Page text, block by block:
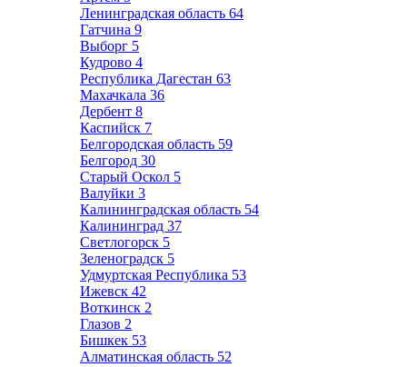
Ленинградская область 64
Гатчина 9
Выборг 5
Кудрово 4
Республика Дагестан 63
Махачкала 36
Дербент 8
Каспийск 7
Белгородская область 59
Белгород 30
Старый Оскол 5
Валуйки 3
Калининградская область 54
Калининград 37
Светлогорск 5
Зеленоградск 5
Удмуртская Республика 53
Ижевск 42
Воткинск 2
Глазов 2
Бишкек 53
Алматинская область 52